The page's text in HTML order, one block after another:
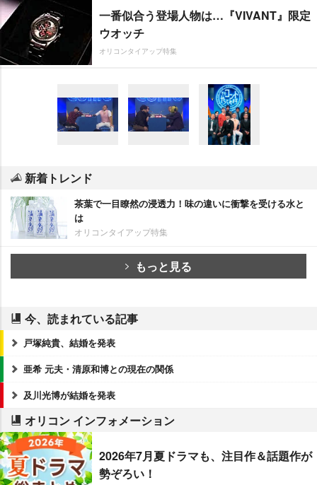
一番似合う登場人物は…『VIVANT』限定
ウオッチ
オリコンタイアップ特集
新着トレンド
茶葉で一目瞭然の浸透力！味の違いに衝撃を受ける水と
は
オリコンタイアップ特集
もっと見る
今、読まれている記事
戸塚純貴、結婚を発表
亜希 元夫・清原和博との現在の関係
及川光博が結婚を発表
オリコン インフォメーション
2026年7月夏ドラマも、注目作＆話題作が
勢ぞろい！